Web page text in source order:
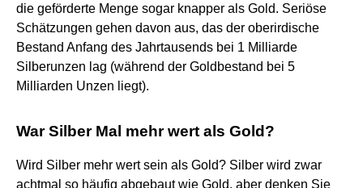
die geförderte Menge sogar knapper als Gold. Seriöse
Schätzungen gehen davon aus, das der oberirdische
Bestand Anfang des Jahrtausends bei 1 Milliarde
Silberunzen lag (während der Goldbestand bei 5
Milliarden Unzen liegt).
War Silber Mal mehr wert als Gold?
Wird Silber mehr wert sein als Gold? Silber wird zwar
achtmal so häufig abgebaut wie Gold, aber denken Sie